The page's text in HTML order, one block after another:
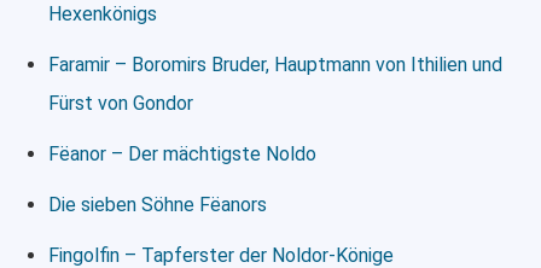
Hexenkönigs
Faramir – Boromirs Bruder, Hauptmann von Ithilien und
Fürst von Gondor
Fëanor – Der mächtigste Noldo
Die sieben Söhne Fëanors
Fingolfin – Tapferster der Noldor-Könige